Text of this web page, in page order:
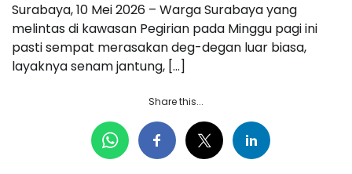
Surabaya, 10 Mei 2026 – Warga Surabaya yang
melintas di kawasan Pegirian pada Minggu pagi ini
pasti sempat merasakan deg-degan luar biasa,
layaknya senam jantung, […]
Share this...